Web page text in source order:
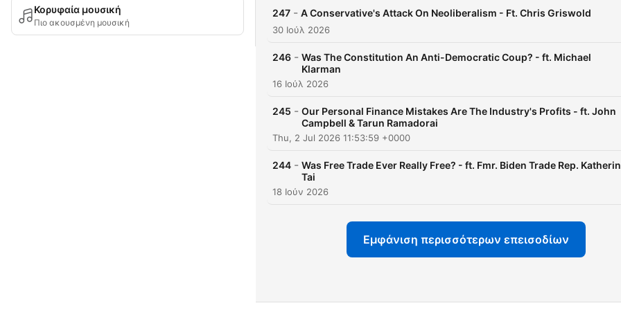
Κορυφαία μουσική
Πιο ακουσμένη μουσική
247 - A Conservative's Attack On Neoliberalism - Ft. Chris Griswold
30 Ιούλ 2026
246 - Was The Constitution An Anti-Democratic Coup? - ft. Michael
Klarman
16 Ιούλ 2026
245 - Our Personal Finance Mistakes Are The Industry's Profits - ft. John
Campbell & Tarun Ramadorai
Thu, 2 Jul 2026 11:53:59 +0000
244 - Was Free Trade Ever Really Free? - ft. Fmr. Biden Trade Rep.
Tai
18 Ιούν 2026
Εμφάνιση περισσότερων επεισοδίων